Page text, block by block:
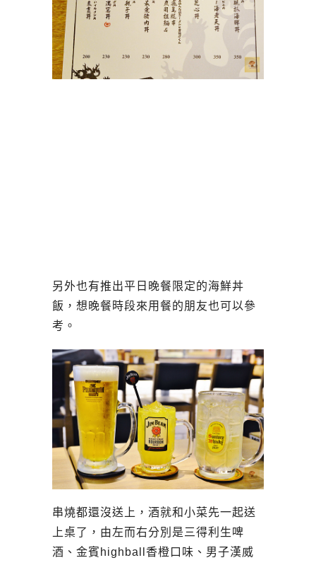
另外也有推出平日晚餐限定的海鮮丼
飯，想晚餐時段來用餐的朋友也可以參
考。
串燒都還沒送上，酒就和小菜先一起送
上桌了，由左而右分別是三得利生啤
酒、金賓highball香橙口味、男子漢威